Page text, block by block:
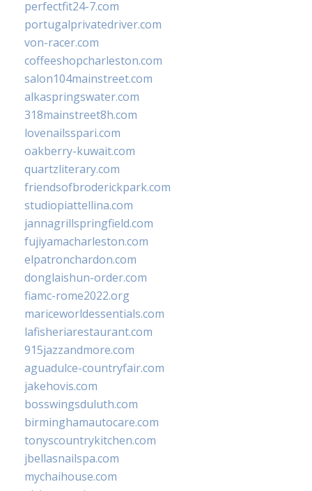
perfectfit24-7.com
portugalprivatedriver.com
von-racer.com
coffeeshopcharleston.com
salon104mainstreet.com
alkaspringswater.com
318mainstreet8h.com
lovenailsspari.com
oakberry-kuwait.com
quartzliterary.com
friendsofbroderickpark.com
studiopiattellina.com
jannagrillspringfield.com
fujiyamacharleston.com
elpatronchardon.com
donglaishun-order.com
fiamc-rome2022.org
mariceworldessentials.com
lafisheriarestaurant.com
915jazzandmore.com
aguadulce-countryfair.com
jakehovis.com
bosswingsduluth.com
birminghamautocare.com
tonyscountrykitchen.com
jbellasnailspa.com
mychaihouse.com